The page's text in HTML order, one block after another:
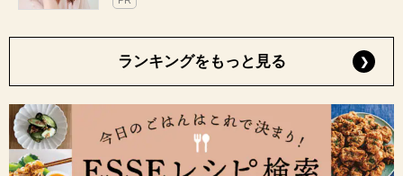
ランキングをもっと見る